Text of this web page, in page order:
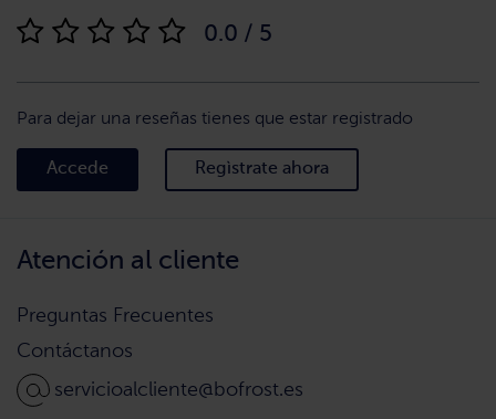
0.0 / 5
Para dejar una reseñas tienes que estar registrado
Accede Regìstrate ahora
Atención al cliente
Preguntas Frecuentes
Contáctanos
servicioalcliente@bofrost.es